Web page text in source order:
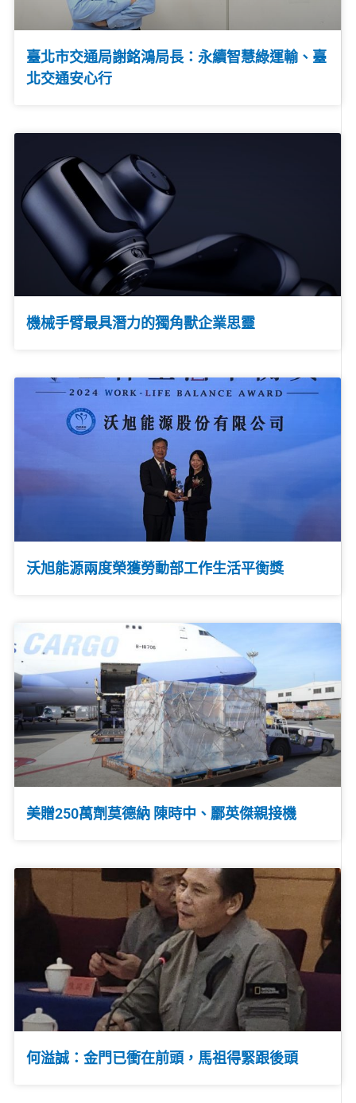
臺北市交通局謝銘鴻局長：永續智慧綠運輸、臺
北交通安心行
機械手臂最具潛力的獨角獸企業思靈
沃旭能源兩度榮獲勞動部工作生活平衡獎
美贈250萬劑莫德納 陳時中、酈英傑親接機
何溢誠：金門已衝在前頭，馬祖得緊跟後頭